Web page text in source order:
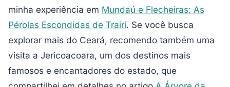
minha experiência em Mundaú e Flecheiras: As
Pérolas Escondidas de Trairí. Se você busca
explorar mais do Ceará, recomendo também uma
visita a Jericoacoara, um dos destinos mais
famosos e encantadores do estado, que